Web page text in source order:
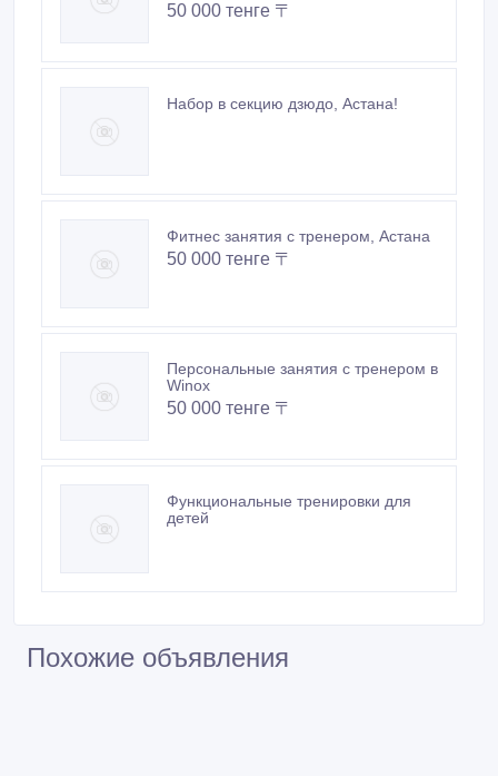
50 000 тенге 〒
Набор в секцию дзюдо, Астана!
Фитнес занятия с тренером, Астана
50 000 тенге 〒
Персональные занятия с тренером в
Winox
50 000 тенге 〒
Функциональные тренировки для
детей
Похожие объявления